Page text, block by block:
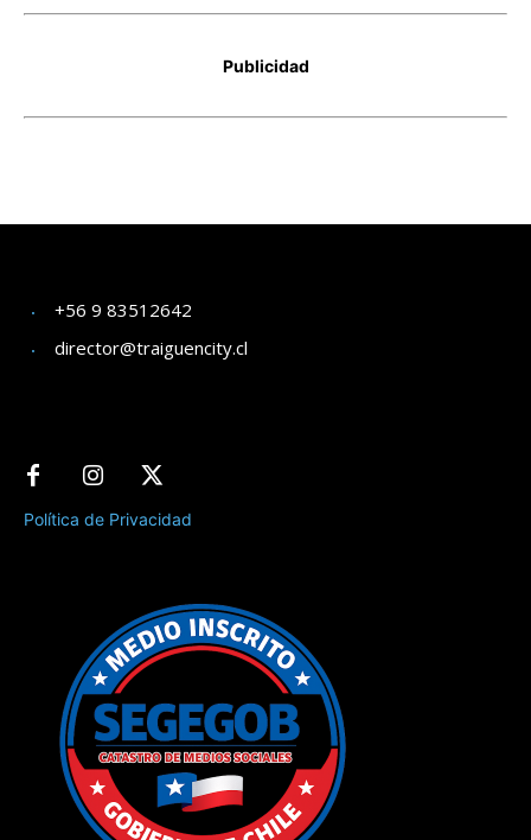
+56 9 83512642
director@traiguencity.cl
Política de Privacidad